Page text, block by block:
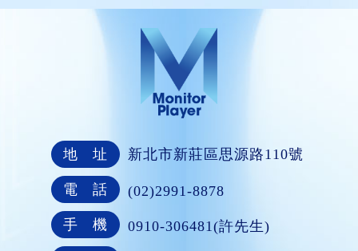
地 址 新北市新莊區思源路110號
電 話 (02)2991-8878
手 機 0910-306481(許先生)